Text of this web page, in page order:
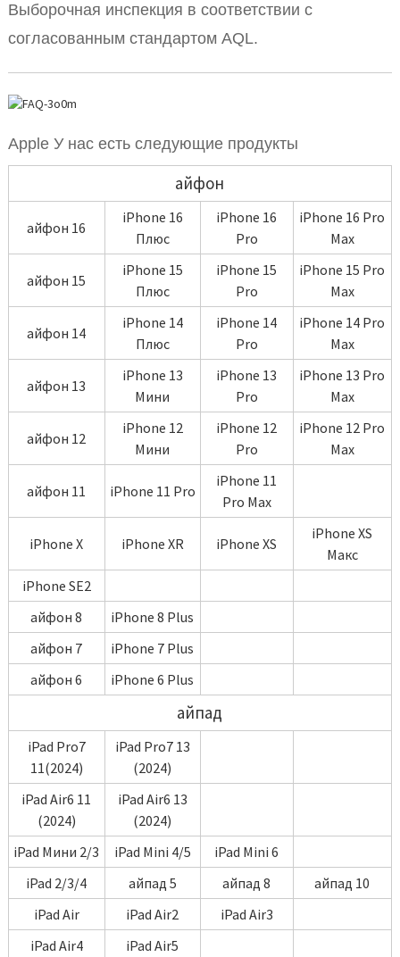
Выборочная инспекция в соответствии с
согласованным стандартом AQL.
Apple У нас есть следующие продукты
айфон
айфон 16
iPhone 16
Плюс
iPhone 16
Pro
iPhone 16 Pro
Max
айфон 15
iPhone 15
Плюс
iPhone 15
Pro
iPhone 15 Pro
Max
айфон 14
iPhone 14
Плюс
iPhone 14
Pro
iPhone 14 Pro
Max
айфон 13
iPhone 13
Мини
iPhone 13
Pro
iPhone 13 Pro
Max
айфон 12
iPhone 12
Мини
iPhone 12
Pro
iPhone 12 Pro
Max
айфон 11 iPhone 11 Pro
iPhone 11
Pro Max
iPhone X iPhone XR iPhone XS
iPhone XS
Макс
iPhone SE2
айфон 8
iPhone 8 Plus
айфон 7
iPhone 7 Plus
айфон 6
iPhone 6 Plus
айпад
iPad Pro7
11(2024)
iPad Pro7 13
(2024)
iPad Air6 11
(2024)
iPad Air6 13
(2024)
iPad Мини 2/3
iPad Mini 4/5
iPad Mini 6
iPad 2/3/4
айпад 5 айпад 8
айпад 10
iPad Air
iPad Air2
iPad Air3
iPad Air4
iPad Air5